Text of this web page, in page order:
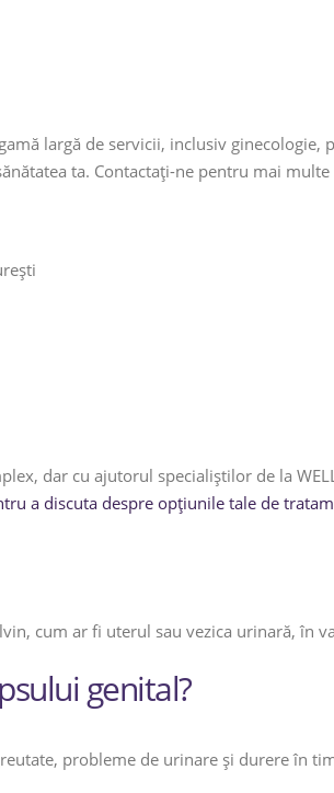
largă de servicii, inclusiv
ta. Contactați-ne pentru mai
dar cu ajutorul specialiștilor de la
a discuta despre opțiunile tale de
cum ar fi uterul sau vezica urinară, în
genital?
probleme de urinare și durere în